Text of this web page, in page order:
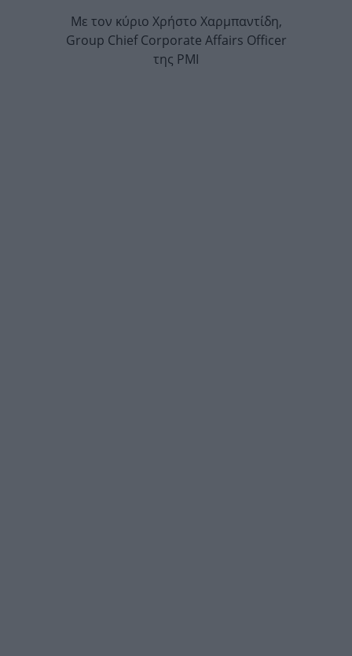
Με τον κύριο Χρήστο Χαρμπαντίδη,
Group Chief Corporate Affairs Officer
της PMI